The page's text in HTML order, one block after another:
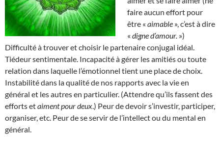
faire aucun effort pour
être « aimable », c’est à dire
« digne d’amour. »)
Difficulté à trouver et choisir le partenaire conjugal idéal.
Tiédeur sentimentale. Incapacité à gérer les amitiés ou toute
relation dans laquelle l’émotionnel tient une place de choix.
Instabilité dans la qualité de nos rapports avec la vie en
général et les autres en particulier. (Attendre qu’ils fassent des
efforts etaiment pour deux.) Peur de devoir s’investir, participer,
organiser, etc. Peur de se servir de l’intellect ou du mental en
général.